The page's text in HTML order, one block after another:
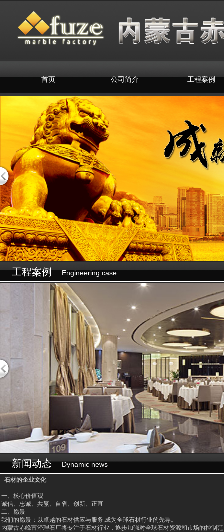
首页 公司简介 工程案例
设为首页 ☆ 加入收藏
工程案例Engineering case
新闻动态Dynamic news
石材的企业文化
一、核心价值观
诚信、忠诚、共赢、自省、创新、正直
二、愿景
我们的愿景：以卓越的石材供应与服务,成为全球石材行业的先导。
内蒙古赤峰富泽理石厂将专注于石材行业，逐步加强对全球石材资源和市场的控制